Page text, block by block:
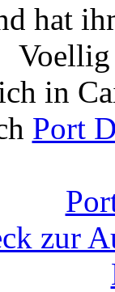
hat
in
Port
zur